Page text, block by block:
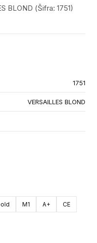
BLOND (Šifra: 1751)
1751
VERSAILLES BLOND
M1 A+ CE